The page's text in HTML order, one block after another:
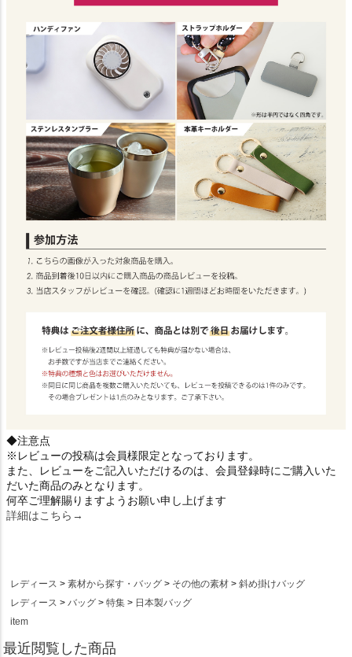
◆注意点
※レビューの投稿は会員様限定となっております。
また、レビューをご記入いただけるのは、会員登録時にご購入いた
だいた商品のみとなります。
何卒ご理解賜りますようお願い申し上げます
詳細はこちら→
レディース 素材から探す・バッグ その他の素材
斜め掛けバッグ
レディース
バッグ 特集
日本製バッグ
item
最近閲覧した商品